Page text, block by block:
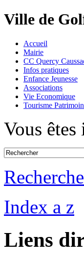
Ville de
Accueil
Mairie
CC Quercy
Infos pratiques
Enfance Jeunesse
Associations
Vie Economique
Tourisme
Vous êtes
Index a z
Liens